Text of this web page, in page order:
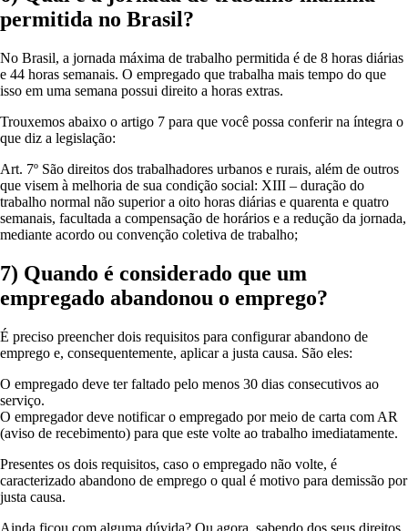
permitida no Brasil?
No Brasil, a jornada máxima de trabalho permitida é de 8 horas diárias
e 44 horas semanais. O empregado que trabalha mais tempo do que
isso em uma semana possui direito a horas extras.
Trouxemos abaixo o artigo 7 para que você possa conferir na íntegra o
que diz a legislação:
Art. 7º São direitos dos trabalhadores urbanos e rurais, além de outros
que visem à melhoria de sua condição social: XIII – duração do
trabalho normal não superior a oito horas diárias e quarenta e quatro
semanais, facultada a compensação de horários e a redução da jornada,
mediante acordo ou convenção coletiva de trabalho;
7) Quando é considerado que um
empregado abandonou o emprego?
É preciso preencher dois requisitos para configurar abandono de
emprego e, consequentemente, aplicar a justa causa. São eles:
O empregado deve ter faltado pelo menos 30 dias consecutivos ao
serviço.
O empregador deve notificar o empregado por meio de carta com AR
(aviso de recebimento) para que este volte ao trabalho imediatamente.
Presentes os dois requisitos, caso o empregado não volte, é
caracterizado abandono de emprego o qual é motivo para demissão por
justa causa.